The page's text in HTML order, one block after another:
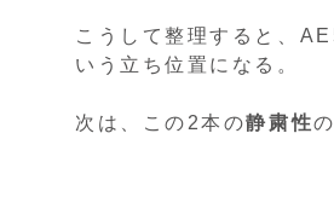
こうして整理すると、
いう立ち位置になる。
次は、この2本の静粛性